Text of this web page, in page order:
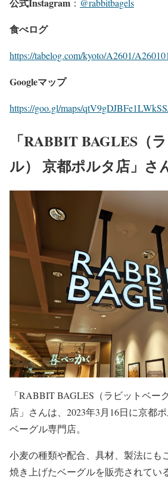
公式Instagram ： @rabbitbagels
食べログ
https://tabelog.com/kyoto/A2601/
Googleマップ
https://goo.gl/maps/
「RABBIT BAGLES（
ル） 京都ポルタ店」さ
「RABBIT BAGLES（ラビットベー
店」さんは、2023年3月16日に京都
ベーグル専門店。
小麦の種類や配合、具材、製法にも
焼き上げたベーグルを販売されてい